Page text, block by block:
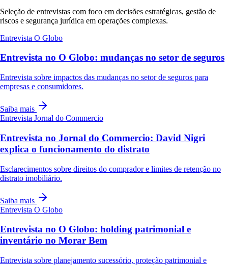
Seleção de entrevistas com foco em decisões estratégicas, gestão de
riscos e segurança jurídica em operações complexas.
Entrevista O Globo
Entrevista no O Globo: mudanças no setor de seguros
Entrevista sobre impactos das mudanças no setor de seguros para
empresas e consumidores.
Saiba mais
Entrevista Jornal do Commercio
Entrevista no Jornal do Commercio: David Nigri
explica o funcionamento do distrato
Esclarecimentos sobre direitos do comprador e limites de retenção no
distrato imobiliário.
Saiba mais
Entrevista O Globo
Entrevista no O Globo: holding patrimonial e
inventário no Morar Bem
Entrevista sobre planejamento sucessório, proteção patrimonial e